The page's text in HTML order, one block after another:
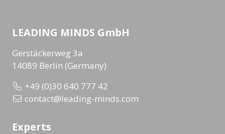
LEADING MINDS GmbH
Gerstäckerweg 3a
14089 Berlin (Germany)
+49 (0)30 640 777 42
contact@leading-minds.com
Experts